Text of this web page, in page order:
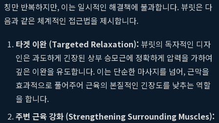
칭만 반복하지만, 이는 일시적인 해결책에 불과합니다. 뷰릿은 다
음과 같은 체계적인 접근법을 제시합니다.
타겟 이완 (Targeted Relaxation): 뷰릿의 독자적인 디자
인은 과도하게 긴장된 상부 승모근에 정확하게 압력을 가하여
깊은 이완을 유도합니다. 이는 단순한 마사지를 넘어, 근막을
효과적으로 풀어주어 근육의 본질적인 긴장도를 낮추는 역할
을 합니다.
주변 근육 강화 (Strengthening Surrounding Muscles):